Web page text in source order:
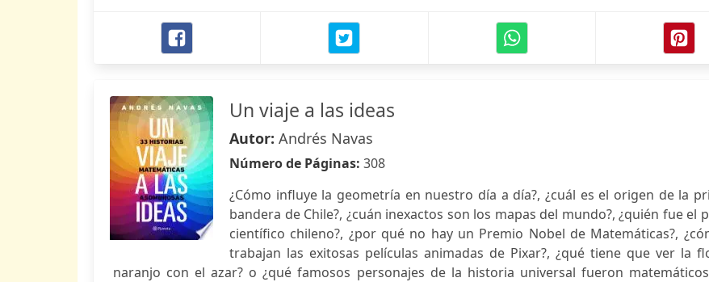
Un viaje a las ideas
Autor: Andrés Navas
Número de Páginas: 308
¿Cómo influye la geometría en nuestro día a día?, ¿cuál es el origen de la
bandera de Chile?, ¿cuán inexactos son los mapas del mundo?, ¿quién fue el
científico chileno?, ¿por qué no hay un Premio Nobel de Matemáticas?,
trabajan las exitosas películas animadas de Pixar?, ¿qué tiene que ver la
naranjo con el azar? o ¿qué famosos personajes de la historia universal fueron